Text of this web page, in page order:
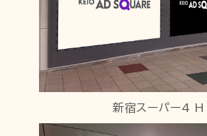
新宿スーパー4 H